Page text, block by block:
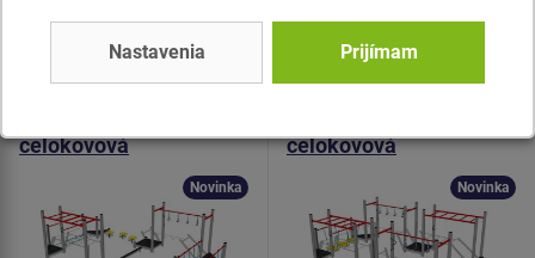
Podobnýtovar
Produkt - SDO-8013K-10
celokovová
Novinka
Produkt - SDO-8016K-10
celokovová
Novinka
Nastavenia Prijímam